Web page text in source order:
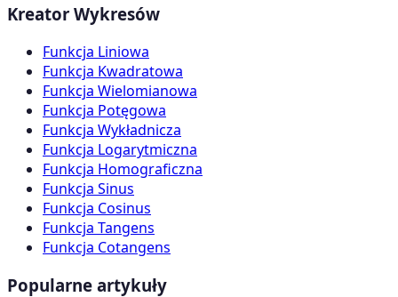
Kreator Wykresów
Funkcja Liniowa
Funkcja Kwadratowa
Funkcja Wielomianowa
Funkcja Potęgowa
Funkcja Wykładnicza
Funkcja Logarytmiczna
Funkcja Homograficzna
Funkcja Sinus
Funkcja Cosinus
Funkcja Tangens
Funkcja Cotangens
Popularne artykuły